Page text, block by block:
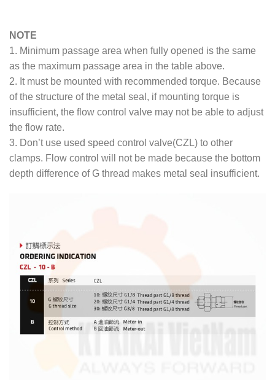
NOTE
1. Minimum passage area when fully opened is the same
as the maximum passage area in the table above.
2. It must be mounted with recommended torque. Because
of the structure of the metal seal, if mounting torque is
insufficient, the flow control valve may not be able to adjust
the flow rate.
3. Don’t use used speed control valve(CZL) to other
clamps. Flow control will not be made because the bottom
depth difference of G thread makes metal seal insufficient.